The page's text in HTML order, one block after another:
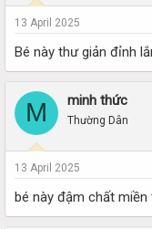
13 April 2025
Bé này thư giản đỉnh
M minh thức
Thường Dân
13 April 2025
bé này đậm chất miền